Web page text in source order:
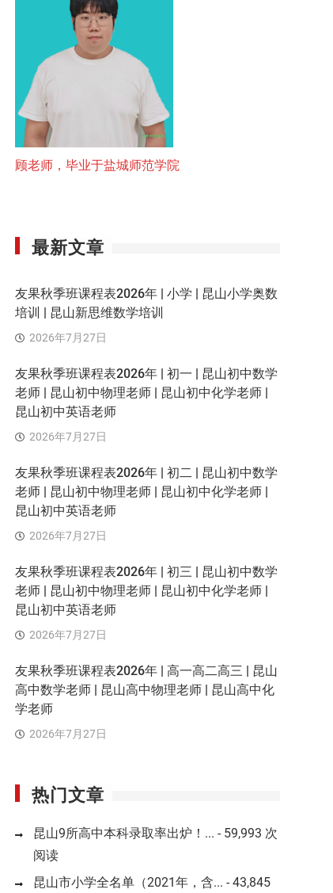
顾老师，毕业于盐城师范学院
最新文章
友果秋季班课程表2026年 | 小学 | 昆山小学奥数
培训 | 昆山新思维数学培训
2026年7月27日
友果秋季班课程表2026年 | 初一 | 昆山初中数学
老师 | 昆山初中物理老师 | 昆山初中化学老师 |
昆山初中英语老师
2026年7月27日
友果秋季班课程表2026年 | 初二 | 昆山初中数学
老师 | 昆山初中物理老师 | 昆山初中化学老师 |
昆山初中英语老师
2026年7月27日
友果秋季班课程表2026年 | 初三 | 昆山初中数学
老师 | 昆山初中物理老师 | 昆山初中化学老师 |
昆山初中英语老师
2026年7月27日
友果秋季班课程表2026年 | 高一高二高三 | 昆山
高中数学老师 | 昆山高中物理老师 | 昆山高中化
学老师
2026年7月27日
热门文章
昆山9所高中本科录取率出炉！... - 59,993 次
阅读
昆山市小学全名单（2021年，含... - 43,845